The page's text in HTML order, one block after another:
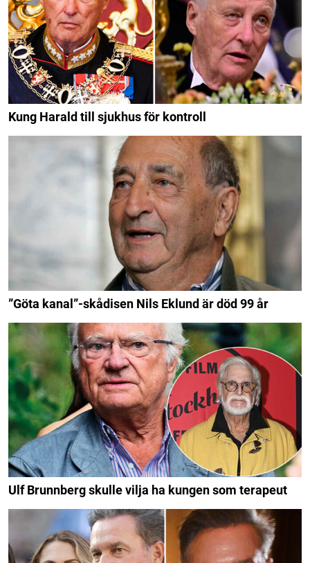
Kung Harald till sjukhus för kontroll
”Göta kanal”-skådisen Nils Eklund är död 99 år
Ulf Brunnberg skulle vilja ha kungen som terapeut